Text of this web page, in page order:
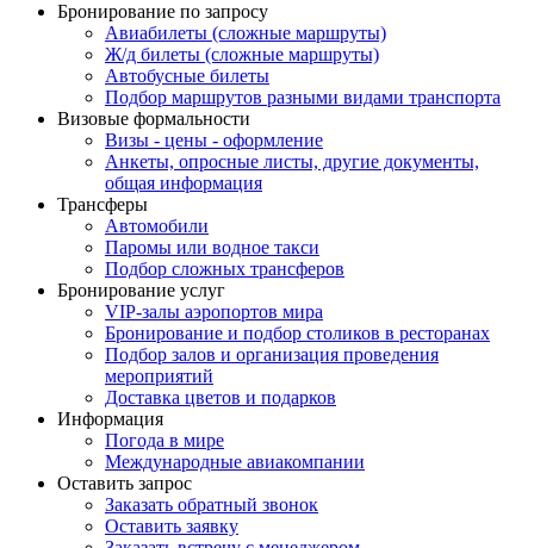
Бронирование по запросу
Авиабилеты (сложные маршруты)
Ж/д билеты (сложные маршруты)
Автобусные билеты
Подбор маршрутов разными видами транспорта
Визовые формальности
Визы - цены - оформление
Анкеты, опросные листы, другие документы,
общая информация
Трансферы
Автомобили
Паромы или водное такси
Подбор сложных трансферов
Бронирование услуг
VIP-залы аэропортов мира
Бронирование и подбор столиков в ресторанах
Подбор залов и организация проведения
мероприятий
Доставка цветов и подарков
Информация
Погода в мире
Международные авиакомпании
Оставить запрос
Заказать обратный звонок
Оставить заявку